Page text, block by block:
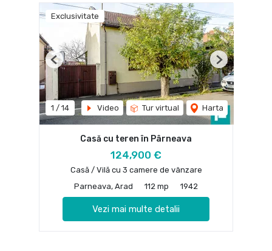
Exclusivitate
1 / 14 Video Tur virtual Harta
Previous Next
Casă cu teren în Pârneava
124,900 €
Casă / Vilă cu 3 camere de vânzare
Parneava, Arad
112 mp 1942
Vezi mai multe detalii